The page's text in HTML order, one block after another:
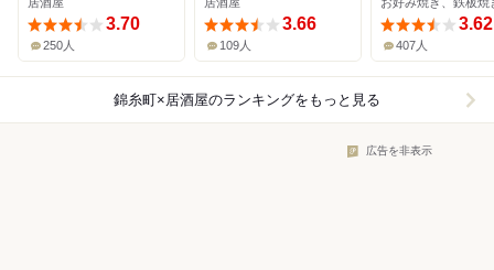
3.70
250人
3.66
109人
3.62
407人
錦糸町×居酒屋のランキングをもっと見る
広告を非表示